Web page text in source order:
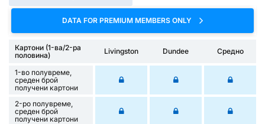
DATA FOR PREMIUM MEMBERS ONLY
Картони (1-ва/2-ра
половина)
Livingston Dundee Средно
1-во полувреме,
среден брой
получени картони
2-ро полувреме,
среден брой
получени картони